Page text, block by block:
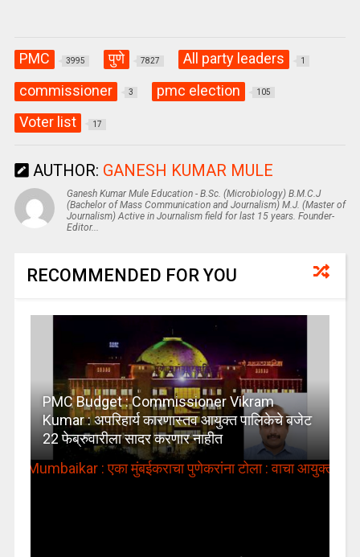
PMC 3995 पुणे 7827 All party leaders 1
commissioner 3 pmc election 105
Voter list 17
AUTHOR: GANESH KUMAR MULE
Ganesh Kumar Mule Education - B.Sc. (Microbiology) B.M.C.J
(Bachelor of Mass Communication and Journalism) M.J. (Master of
Journalism) Active in Journalism field for last 15 years. Founder-
Editor...
RECOMMENDED FOR YOU
PMC Budget : Commissioner Vikram
Kumar : अपरिहार्य कारणास्तव आयुक्त पालिकेचे बजेट
22 फेब्रुवारीला सादर करणार नाहीत